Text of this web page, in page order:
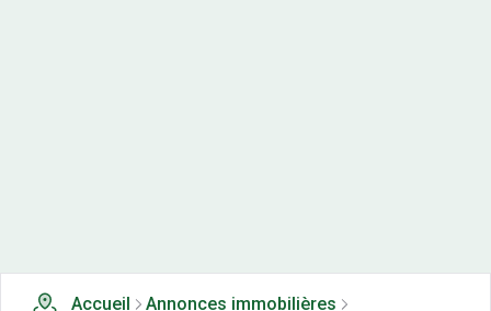
Accueil
Annonces immobilières